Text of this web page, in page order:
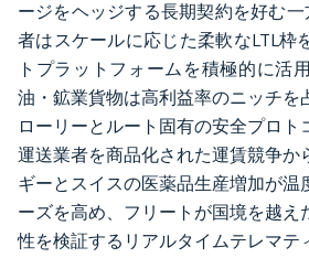
ージをヘッジする長期契約を好む
者はスケールに応じた柔軟なLTL枠
トプラットフォームを積極的に活
油・鉱業貨物は高利益率のニッチを
ローリーとルート固有の安全プロト
運送業者を商品化された運賃競争か
ギーとスイスの医薬品生産増加が温
ーズを高め、フリートが国境を越え
性を検証するリアルタイムテレマテ